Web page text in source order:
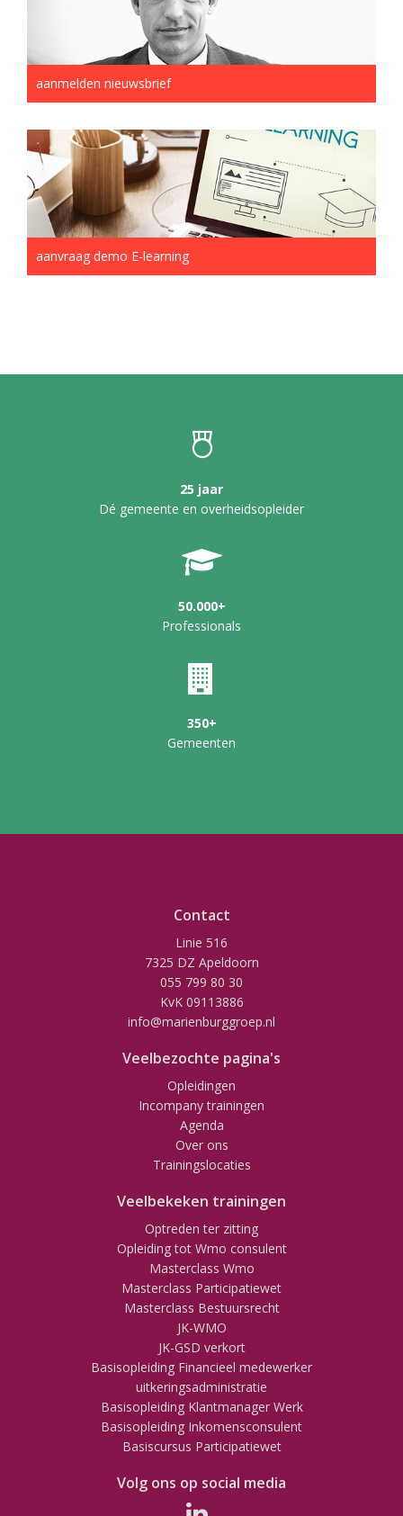
aanmelden nieuwsbrief
aanvraag demo E-learning
25 jaar
Dé gemeente en overheidsopleider
50.000+
Professionals
350+
Gemeenten
Contact
Linie 516
7325 DZ Apeldoorn
055 799 80 30
KvK 09113886
info@marienburggroep.nl
Veelbezochte pagina's
Opleidingen
Incompany trainingen
Agenda
Over ons
Trainingslocaties
Veelbekeken trainingen
Optreden ter zitting
Opleiding tot Wmo consulent
Masterclass Wmo
Masterclass Participatiewet
Masterclass Bestuursrecht
JK-WMO
JK-GSD verkort
Basisopleiding Financieel medewerker
uitkeringsadministratie
Basisopleiding Klantmanager Werk
Basisopleiding Inkomensconsulent
Basiscursus Participatiewet
Volg ons op social media